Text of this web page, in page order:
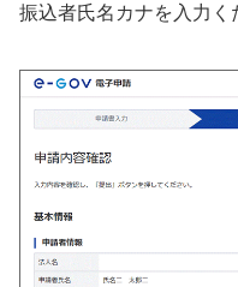
振込者氏名カナを入力く